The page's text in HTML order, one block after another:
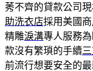
莠不齊的貸款公司
助洗衣店採用美國
精雕淚溝專人服務
款沒有繁瑣的手續
前流行想要安全的